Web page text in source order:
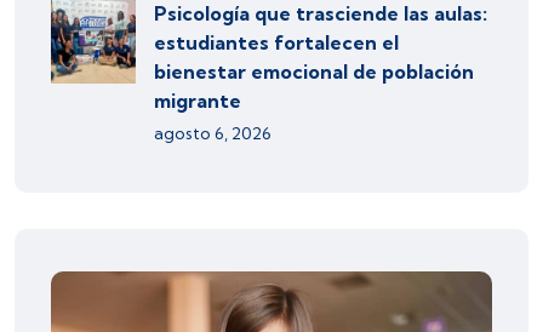
Psicología que trasciende las aulas:
estudiantes fortalecen el
bienestar emocional de población
migrante
agosto 6, 2026